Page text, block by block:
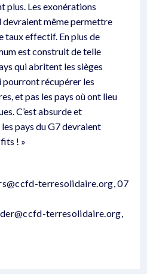
plus. Les exonérations
devraient même permettre
taux effectif. En plus de
est construit de telle
qui abritent les sièges
récupérer les
et pas les pays où ont lieu
C’est absurde et
pays du G7 devraient
! »
terresolidaire.org, 07
terresolidaire.org,